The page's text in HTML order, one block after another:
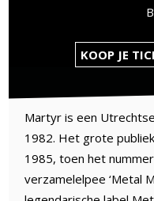
KOOP JE
Martyr is een
1982. Het grote
1985, toen het
verzamelelpee ‘Metal